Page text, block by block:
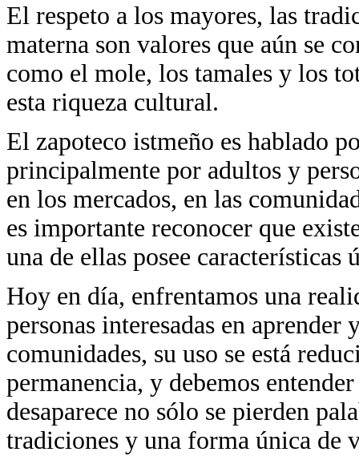
El respeto a los mayores, las
materna son valores que aún se
como el mole, los tamales y los
esta riqueza cultural.
El zapoteco istmeño es hablado
principalmente por adultos y
en los mercados, en las
es importante reconocer que
una de ellas posee
Hoy en día, enfrentamos una
personas interesadas en
comunidades, su uso se está
permanencia, y debemos
desaparece no sólo se pierden
tradiciones y una forma única de